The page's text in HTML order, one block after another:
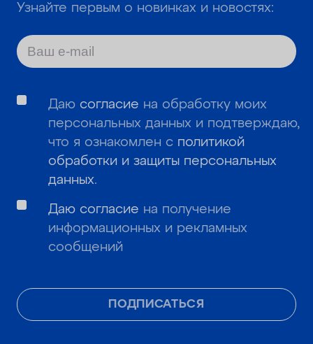
Узнайте первым о новинках и новостях:
ПОДПИСАТЬСЯ
Даю согласие на обработку моих
персональных данных и подтверждаю,
что я ознакомлен с политикой
обработки и защиты персональных
данных.
Даю согласие на получение
информационных и рекламных
сообщений